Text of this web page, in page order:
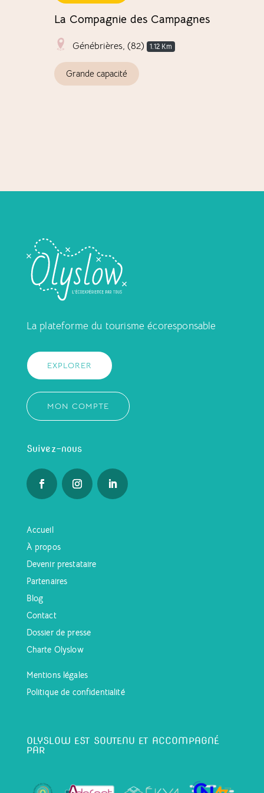
La Compagnie des Campagnes
Génébrières, (82) 1.12 Km
Grande capacité
La plateforme du tourisme écoresponsable
EXPLORER
MON COMPTE
Suivez-nous
Accueil
À propos
Devenir prestataire
Partenaires
Blog
Contact
Dossier de presse
Charte Olyslow
Mentions légales
Politique de confidentialité
OLYSLOW EST SOUTENU ET ACCOMPAGNÉ
PAR